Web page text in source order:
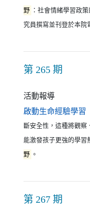
野 ：社會情緒學習政
究員撰寫並刊登於本院
第 265 期
活動報導
啟動生命經驗學
斷安全性，這種將觀察
能激發孩子更強的學習
野 。
第 267 期